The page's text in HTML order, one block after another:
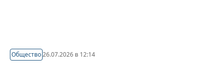
Общество26.07.2026 в 12:14